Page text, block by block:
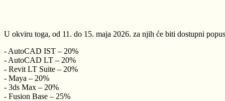
U okviru toga, od 11. do 15. maja 2026. za njih će biti dostupni
- AutoCAD IST – 20%
- AutoCAD LT – 20%
- Revit LT Suite – 20%
- Maya – 20%
- 3ds Max – 20%
- Fusion Base – 25%